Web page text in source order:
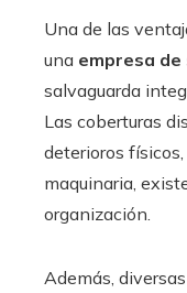
Una de las
una empresa de
salvaguarda
Las coberturas
deterioros
maquinaria,
organización.
Además,